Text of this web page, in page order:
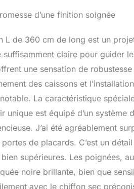
d’une finition soignée
L de 360 cm de long est un
suffisamment claire pour guider
une sensation de
des caissons et
La caractéristique
unique est équipé d’un
J’ai été agréablement
de placards. C’est un
supérieures. Les poignées,
noire brillante, bien que
avec le chiffon sec